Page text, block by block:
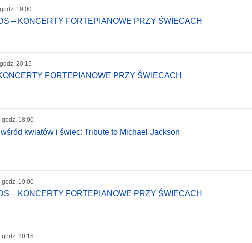
19:00
– KONCERTY FORTEPIANOWE PRZY ŚWIECACH
20:15
FORTEPIANOWE PRZY ŚWIECACH
18:00
kwiatów i świec: Tribute to Michael Jackson
19:00
– KONCERTY FORTEPIANOWE PRZY ŚWIECACH
20:15